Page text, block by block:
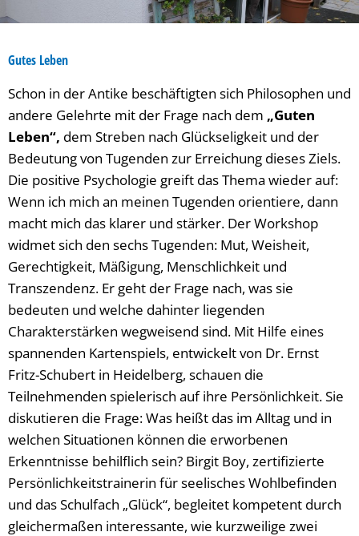
Gutes Leben
Schon in der Antike beschäftigten sich Philosophen und
andere Gelehrte mit der Frage nach dem „Guten
Leben“, dem Streben nach Glückseligkeit und der
Bedeutung von Tugenden zur Erreichung dieses Ziels.
Die positive Psychologie greift das Thema wieder auf:
Wenn ich mich an meinen Tugenden orientiere, dann
macht mich das klarer und stärker. Der Workshop
widmet sich den sechs Tugenden: Mut, Weisheit,
Gerechtigkeit, Mäßigung, Menschlichkeit und
Transzendenz. Er geht der Frage nach, was sie
bedeuten und welche dahinter liegenden
Charakterstärken wegweisend sind. Mit Hilfe eines
spannenden Kartenspiels, entwickelt von Dr. Ernst
Fritz-Schubert in Heidelberg, schauen die
Teilnehmenden spielerisch auf ihre Persönlichkeit. Sie
diskutieren die Frage: Was heißt das im Alltag und in
welchen Situationen können die erworbenen
Erkenntnisse behilflich sein? Birgit Boy, zertifizierte
Persönlichkeitstrainerin für seelisches Wohlbefinden
und das Schulfach „Glück“, begleitet kompetent durch
gleichermaßen interessante, wie kurzweilige zwei